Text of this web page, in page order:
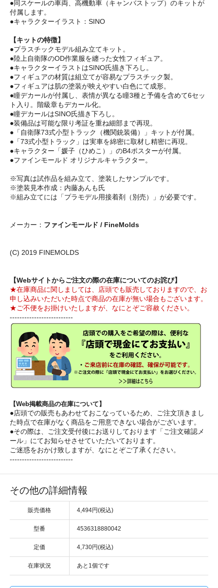
●同スケールの車両、高機動車（キャンバストップ）のキットが
付属します。
●キャラクターイラスト：SINO
【キットの特徴】
●プラスチックモデル組み立てキット。
●陸上自衛隊のOD作業服を纏った女性フィギュア。
●キャラクターイラストはSINO氏描き下ろし。
●フィギュアの材質は組立てが容易なプラスチック製。
●フィギュアは肌の塗装が映えやすい白色にて成形。
●瞳デカールが付属し、表情が異なる瞳3種と予備を含めて6セッ
ト入り。階級章もデカール化。
●瞳デカールはSINO氏描き下ろし。
●装備品は可能な限り考証を重ね細部まで再現。
●「自衛隊73式小型トラック（機関銃装備）」キットが付属。
●「73式小型トラック」は実車を綿密に取材し精密に再現。
●キャラクター「媛子（ひめこ）」のB4ポスターが付属。
●ファインモールド オリジナルキャラクター。
※写真は試作品を組み立て、塗装したサンプルです。
※塗装見本作成：内藤あんも氏
※組み立てには「プラモデル用接着剤（別売）」が必要です。
メーカー： ファインモールド / FineMolds
(C) 2019 FINEMOLDS
【Webサイトからご注文の際の在庫についてのお詫び】
★在庫商品に関しましては、店頭でも販売しておりますので、お
申し込みいただいた時点で商品の在庫が無い場合もございます。
★ご不便をお掛けいたしますが、なにとぞご容赦ください。
--------------------------
【Web掲載商品の在庫について】
●店頭での販売もあわせておこなっているため、ご注文頂きまし
た時点で在庫がなく商品をご用意できない場合がございます。
●その際は、ご注文受付後にお送りしております「ご注文確認メ
ール」にてお知らせさせていただいております。
ご迷惑をおかけ致しますが、なにとぞご了承ください。
--------------------------
その他の詳細情報
販売価格 4,494円(税込)
型番 4536318880042
定価 4,730円(税込)
在庫状況 あと1個です